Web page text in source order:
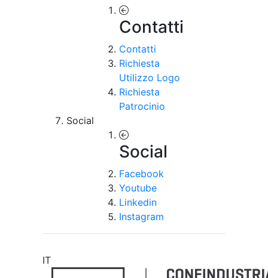
Contatti
Contatti
Richiesta
Utilizzo Logo
Richiesta
Patrocinio
Social
Social
Facebook
Youtube
Linkedin
Instagram
IT